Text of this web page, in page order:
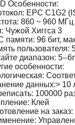
Особенности:
EPC C1G2
860 ~ 960 МГц
Чужой Хиггса 3
памяти: 96 бит,
пользователя:
диапазон: 5--
особенности:
данных:> 10
100000
Клей
на